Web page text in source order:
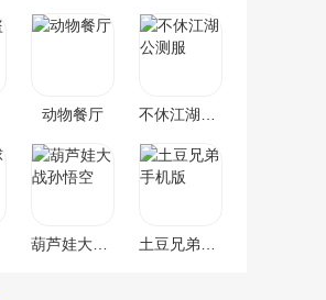
动物餐厅